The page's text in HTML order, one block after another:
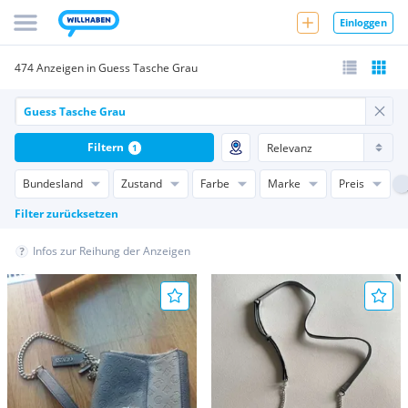
Einloggen
474 Anzeigen in Guess Tasche Grau
Bundesland Zustand Farbe Marke
Preis
Filter zurücksetzen
Filtern 1
Infos zur Reihung der Anzeigen